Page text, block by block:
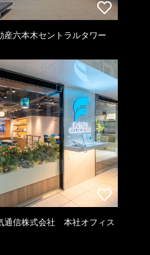
産六本木セントラルタワー
通信株式会社 本社オフィス